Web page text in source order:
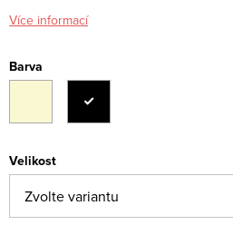
Více informací
Barva
Velikost